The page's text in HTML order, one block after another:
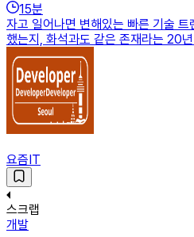
15분
자고 일어나면 변해있는 빠른 기술
했는지, 화석과도 같은 존재라는 20
요즘IT
스크랩
개발